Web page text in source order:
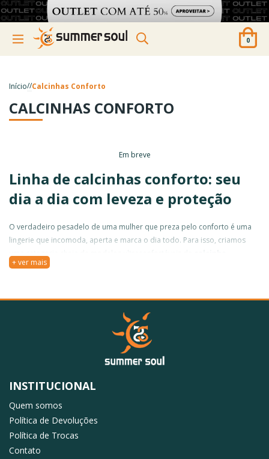
0
Início//Calcinhas Conforto
CALCINHAS CONFORTO
Em breve
Linha de calcinhas conforto: seu
dia a dia com leveza e proteção
O verdadeiro pesadelo de uma mulher que preza pelo conforto é uma
lingerie que incomoda, aperta e marca o dia todo. Para isso, criamos
femininapara você acertar na sua escolha.
de roupa. Além disso, você ainda pode investir numacalcinha de
que cobre boa parte da barriga e do bumbum, criando o
caimento perfeito para usar com vestidos, calças e saias mais justas.
ou baixa é ideal para usar com looks que
deixam a barriguinha à mostra.
Escolha uma das nossas opções dekit de calcinha
vão bem com tudo e te permitem curtir seus melhores momentos sem
nenhum incômodo, além de terem cores neutras, ideias para facilitar sua
escolha na hora de se vestir.
+ ver mais
INSTITUCIONAL
Quem somos
Política de Devoluções
Política de Trocas
Contato